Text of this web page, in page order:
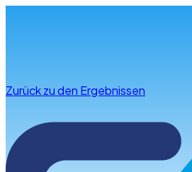
Zurück zu den Ergebnissen